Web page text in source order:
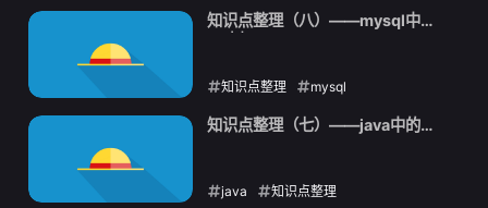
2021-09-15
知识点整理（八）——mysql中的
知识点整理 mysql
2021-09-14
知识点整理（七）——java中的
java 知识点整理